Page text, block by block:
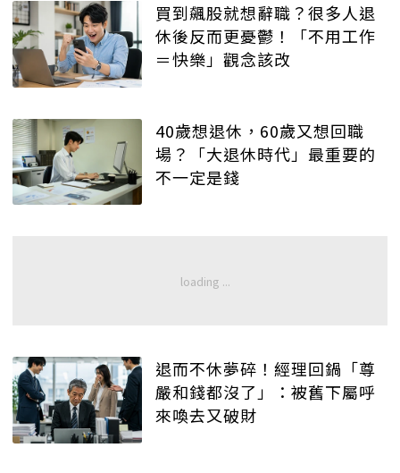
買到飆股就想辭職？很多人退
休後反而更憂鬱！「不用工作
＝快樂」觀念該改
40歲想退休，60歲又想回職
場？「大退休時代」最重要的
不一定是錢
退而不休夢碎！經理回鍋「尊
嚴和錢都沒了」：被舊下屬呼
來喚去又破財